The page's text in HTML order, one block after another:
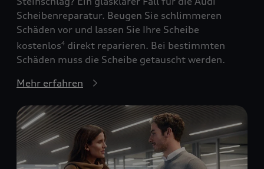
Scheibenreparatur. Beugen Sie schlimmeren
Schäden vor und lassen Sie Ihre Scheibe
kostenlos4 direkt reparieren. Bei bestimmten
Schäden muss die Scheibe getauscht werden.
Mehr erfahren